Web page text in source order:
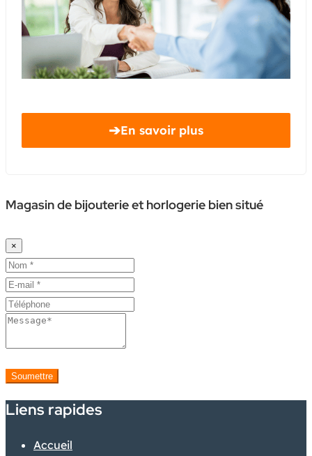
➔En savoir plus
Magasin de bijouterie et horlogerie bien situé
×
Soumettre
Liens rapides
Accueil